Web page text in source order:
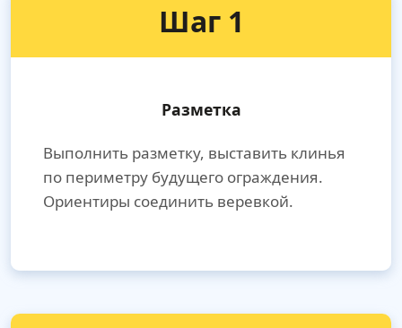
Шаг 1
Разметка
Выполнить разметку, выставить клинья
по периметру будущего ограждения.
Ориентиры соединить веревкой.